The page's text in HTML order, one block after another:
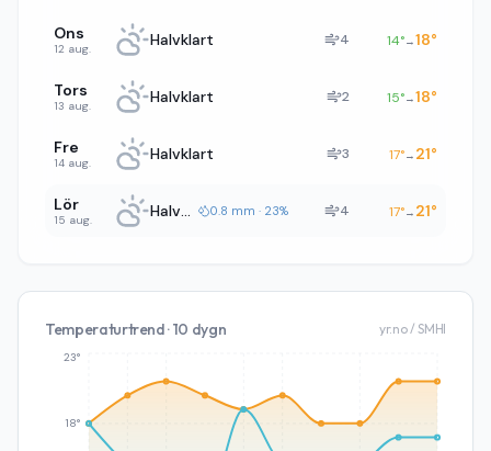
Ons
12 aug. Halvklart 4 14°→18°
Tors
13 aug. Halvklart 2 15°→18°
Fre
14 aug. Halvklart 3 17°→ 21°
Lör
15 aug. Halvklart 0.8 mm · 23% 4 17°→ 21°
Temperaturtrend · 10 dygn yr.no / SMHI
18°
23°